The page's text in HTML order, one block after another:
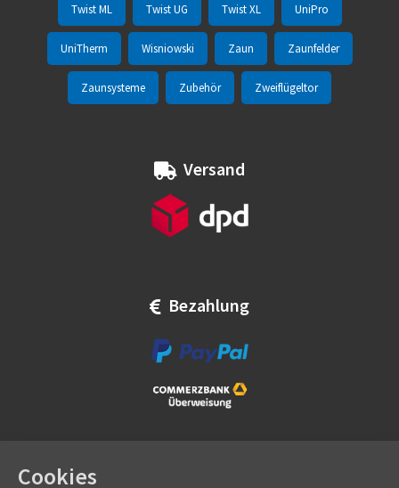
Twist ML Twist UG Twist XL UniPro
UniTherm Wisniowski Zaun Zaunfelder
Zaunsysteme Zubehör Zweiflügeltor
Versand
Bezahlung
Cookies